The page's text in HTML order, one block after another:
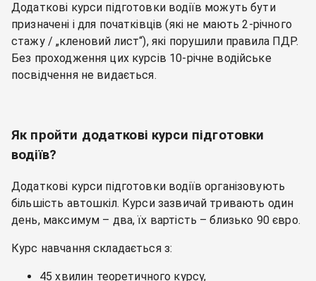
Додаткові курси підготовки водіїв можуть бути
призначені і для початківців (які не мають 2-річного
стажу / „кленовий лист“), які порушили правила ПДР.
Без проходження цих курсів 10-річне водійське
посвідчення не видається.
Як пройти додаткові курси підготовки
водіїв?
Додаткові курси підготовки водіїв організовують
більшість автошкіл. Курси зазвичай тривають один
день, максимум – два, їх вартість – близько 90 євро.
Курс навчання складається з:
45 хвилин теоретичного курсу,